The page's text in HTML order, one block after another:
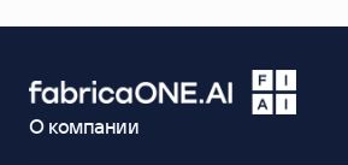
О компании